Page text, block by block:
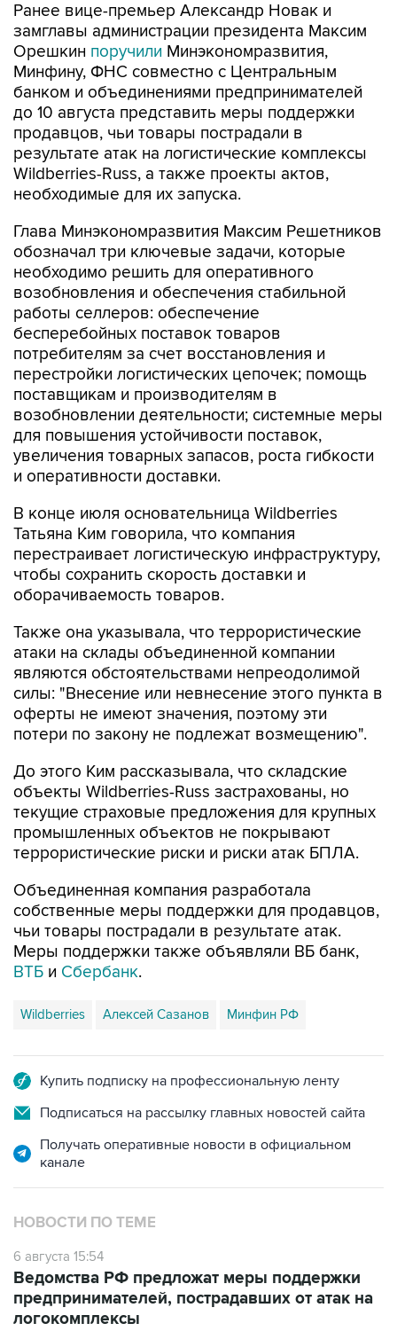
Ранее вице-премьер Александр Новак и
замглавы администрации президента Максим
Орешкин поручили Минэкономразвития,
Минфину, ФНС совместно с Центральным
банком и объединениями предпринимателей
до 10 августа представить меры поддержки
продавцов, чьи товары пострадали в
результате атак на логистические комплексы
Wildberries-Russ, а также проекты актов,
необходимые для их запуска.
Глава Минэкономразвития Максим Решетников
обозначал три ключевые задачи, которые
необходимо решить для оперативного
возобновления и обеспечения стабильной
работы селлеров: обеспечение
бесперебойных поставок товаров
потребителям за счет восстановления и
перестройки логистических цепочек; помощь
поставщикам и производителям в
возобновлении деятельности; системные меры
для повышения устойчивости поставок,
увеличения товарных запасов, роста гибкости
и оперативности доставки.
В конце июля основательница Wildberries
Татьяна Ким говорила, что компания
перестраивает логистическую инфраструктуру,
чтобы сохранить скорость доставки и
оборачиваемость товаров.
Также она указывала, что террористические
атаки на склады объединенной компании
являются обстоятельствами непреодолимой
силы: "Внесение или невнесение этого пункта в
оферты не имеют значения, поэтому эти
потери по закону не подлежат возмещению".
До этого Ким рассказывала, что складские
объекты Wildberries-Russ застрахованы, но
текущие страховые предложения для крупных
промышленных объектов не покрывают
террористические риски и риски атак БПЛА.
Объединенная компания разработала
собственные меры поддержки для продавцов,
чьи товары пострадали в результате атак.
Меры поддержки также объявляли ВБ банк,
ВТБ и Сбербанк.
Wildberries Алексей Сазанов Минфин РФ
Купить подписку на профессиональную ленту
Подписаться на рассылку главных новостей сайта
Получать оперативные новости в официальном
канале
НОВОСТИ ПО ТЕМЕ
6 августа 15:54
Ведомства РФ предложат меры поддержки
предпринимателей, пострадавших от атак на
логокомплексы